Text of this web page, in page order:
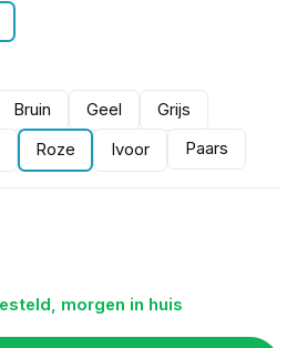
Bruin Geel
Grijs
Roze Ivoor Paars
morgen in huis